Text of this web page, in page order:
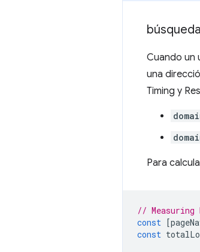
Cuando un
una
Timing y
Para
// Measuring
const [
const